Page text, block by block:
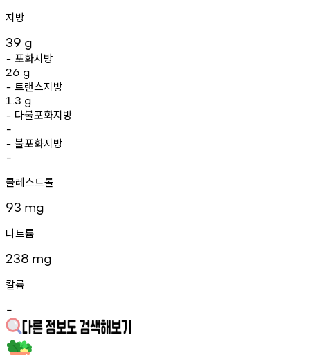
지방
39 g
- 포화지방
26 g
- 트랜스지방
1.3 g
- 다불포화지방
-
- 불포화지방
-
콜레스트롤
93 mg
나트륨
238 mg
칼륨
-